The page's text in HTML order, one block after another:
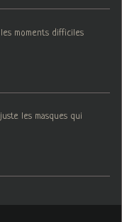
moments difficiles
les masques qui